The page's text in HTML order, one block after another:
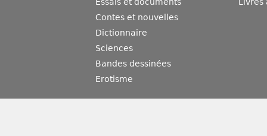
Essais et documents
Contes et nouvelles
Dictionnaire
Sciences
Bandes dessinées
Erotisme
Livres